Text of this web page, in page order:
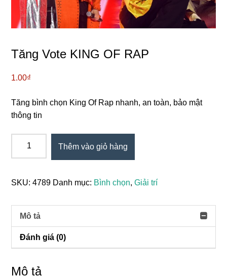
Tăng Vote KING OF RAP
1.00₫
Tăng bình chọn King Of Rap nhanh, an toàn, bảo mật
thông tin
OF
số
lượng
Thêm vào giỏ hàng
SKU:4789 Danh mục: Bình chọn,Giải trí
Mô tả
Đánh giá (0)
Mô tả